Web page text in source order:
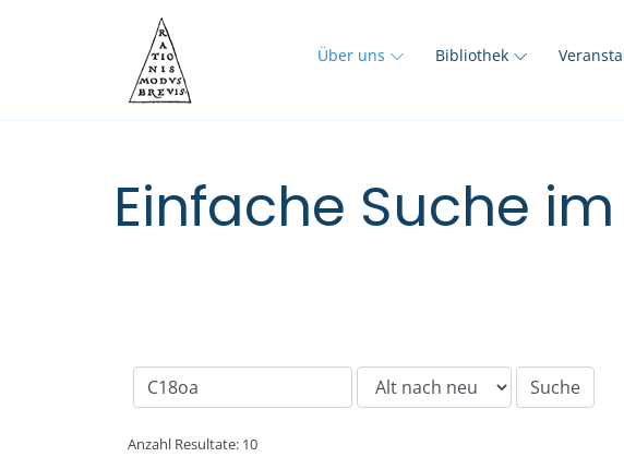
Über uns Bibliothek
Einfache Suche
Anzahl Resultate: 10